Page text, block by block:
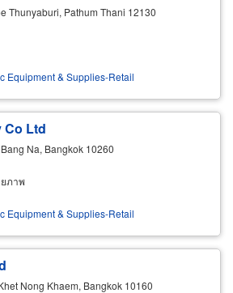
Thunyaburi, Pathum Thani 12130
Equipment & Supplies-Retail
Co Ltd
Na, Bangkok 10260
ภาพ
Equipment & Supplies-Retail
Nong Khaem, Bangkok 10160